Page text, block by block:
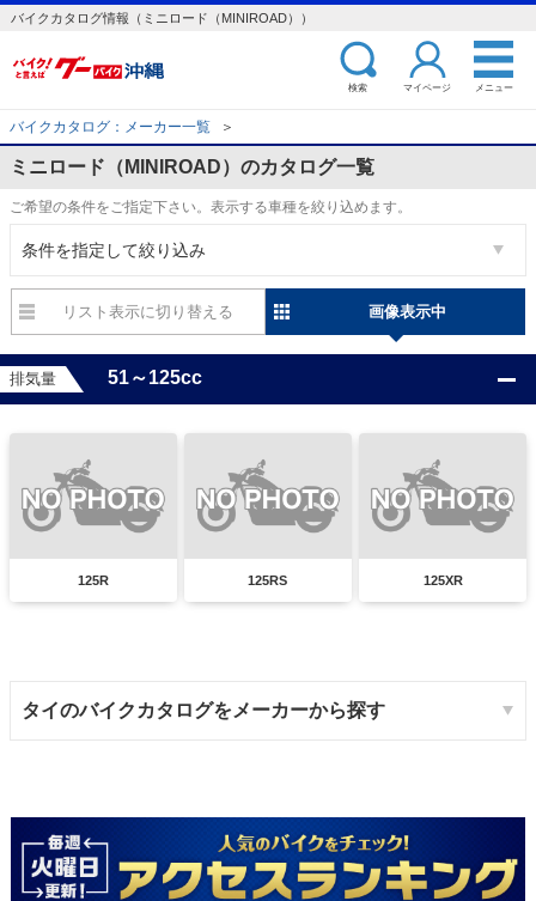
バイクカタログ情報（ミニロード（MINIROAD））
検索 マイページ メニュー
バイクカタログ：メーカー一覧 ＞
ミニロード（MINIROAD）のカタログ一覧
ご希望の条件をご指定下さい。表示する車種を絞り込めます。
条件を指定して絞り込み
リスト表示 画像表示
排気量 51～125cc
125R 125RS 125XR
タイのバイクカタログをメーカーから探す